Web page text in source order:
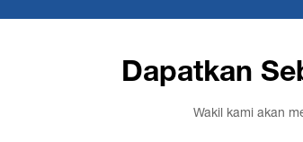
Dapatkan
Wakil kami akan